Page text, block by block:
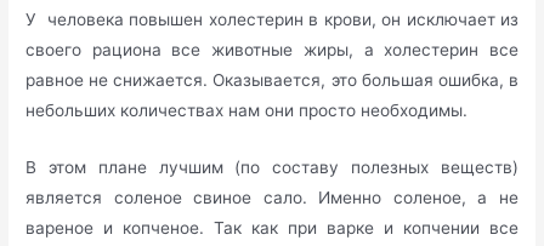
У человека повышен холестерин в крови, он исключает из
своего рациона все животные жиры, а холестерин все
равное не снижается. Оказывается, это большая ошибка, в
небольших количествах нам они просто необходимы.
В этом плане лучшим (по составу полезных веществ)
является соленое свиное сало. Именно соленое, а не
вареное и копченое. Так как при варке и копчении все